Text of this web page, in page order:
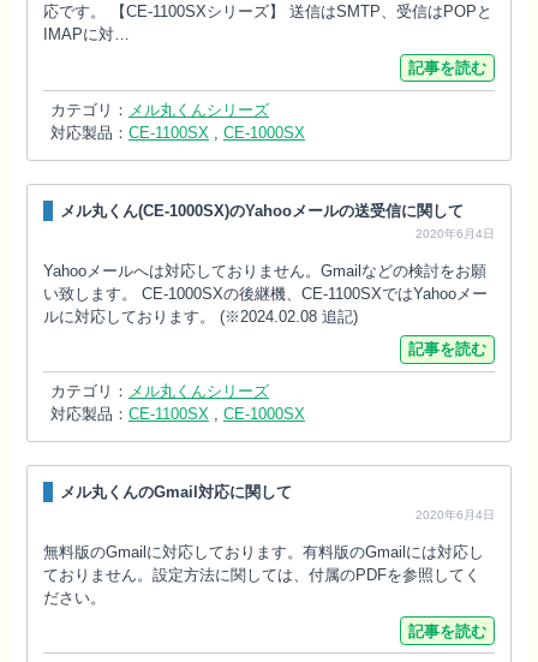
応です。 【CE-1100SXシリーズ】 送信はSMTP、受信はPOPと
IMAPに対…
記事を読む
カテゴリ： メル丸くんシリーズ
対応製品： CE-1100SX, CE-1000SX
メル丸くん(CE-1000SX)のYahooメールの送受信に関して
2020年6月4日
Yahooメールへは対応しておりません。Gmailなどの検討をお願
い致します。 CE-1000SXの後継機、CE-1100SXではYahooメー
ルに対応しております。 (※2024.02.08 追記)
記事を読む
カテゴリ： メル丸くんシリーズ
対応製品： CE-1100SX, CE-1000SX
メル丸くんのGmail対応に関して
2020年6月4日
無料版のGmailに対応しております。有料版のGmailには対応し
ておりません。設定方法に関しては、付属のPDFを参照してく
ださい。
記事を読む